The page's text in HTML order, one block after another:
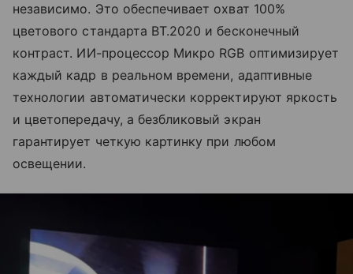
независимо. Это обеспечивает охват 100%
цветового стандарта BT.2020 и бесконечный
контраст. ИИ-процессор Микро RGB оптимизирует
каждый кадр в реальном времени, адаптивные
технологии автоматически корректируют яркость
и цветопередачу, а безбликовый экран
гарантирует четкую картинку при любом
освещении.